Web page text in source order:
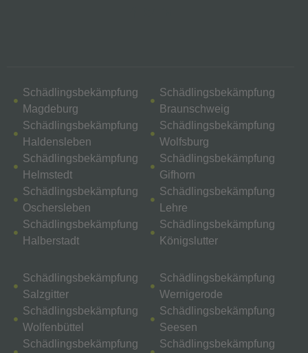
Schädlingsbekämpfung
Magdeburg
Schädlingsbekämpfung
Haldensleben
Schädlingsbekämpfung
Helmstedt
Schädlingsbekämpfung
Oschersleben
Schädlingsbekämpfung
Halberstadt
Schädlingsbekämpfung
Braunschweig
Schädlingsbekämpfung
Wolfsburg
Schädlingsbekämpfung
Gifhorn
Schädlingsbekämpfung
Lehre
Schädlingsbekämpfung
Königslutter
Schädlingsbekämpfung
Salzgitter
Schädlingsbekämpfung
Wolfenbüttel
Schädlingsbekämpfung
Schädlingsbekämpfung
Wernigerode
Schädlingsbekämpfung
Seesen
Schädlingsbekämpfung